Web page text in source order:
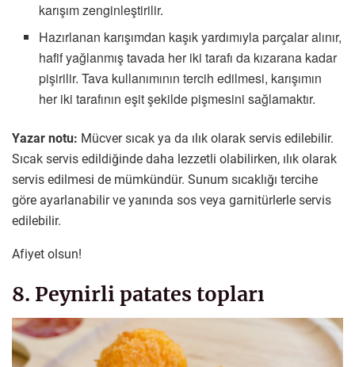
karışım zenginleştirilir.
Hazırlanan karışımdan kaşık yardımıyla parçalar alınır,
hafif yağlanmış tavada her iki tarafı da kızarana kadar
pişirilir. Tava kullanımının tercih edilmesi, karışımın
her iki tarafının eşit şekilde pişmesini sağlamaktır.
Yazar notu: Mücver sıcak ya da ılık olarak servis edilebilir.
Sıcak servis edildiğinde daha lezzetli olabilirken, ılık olarak
servis edilmesi de mümkündür. Sunum sıcaklığı tercihe
göre ayarlanabilir ve yanında sos veya garnitürlerle servis
edilebilir.
Afiyet olsun!
8. Peynirli patates topları